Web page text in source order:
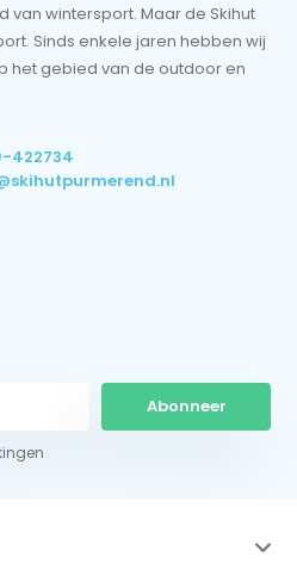
wintersport. Maar de Skihut
Sinds enkele jaren hebben wij
het gebied van de outdoor en
422734
Abonneer